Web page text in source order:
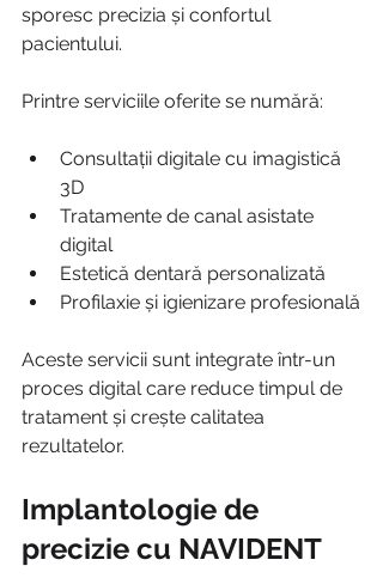
sporesc precizia și confortul
pacientului.
Printre serviciile oferite se numără:
Consultații digitale cu imagistică
3D
Tratamente de canal asistate
digital
Estetică dentară personalizată
Profilaxie și igienizare profesională
Aceste servicii sunt integrate într-un
proces digital care reduce timpul de
tratament și crește calitatea
rezultatelor.
Implantologie de
precizie cu NAVIDENT